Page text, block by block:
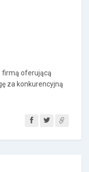
firmą oferującą
za konkurencyjną